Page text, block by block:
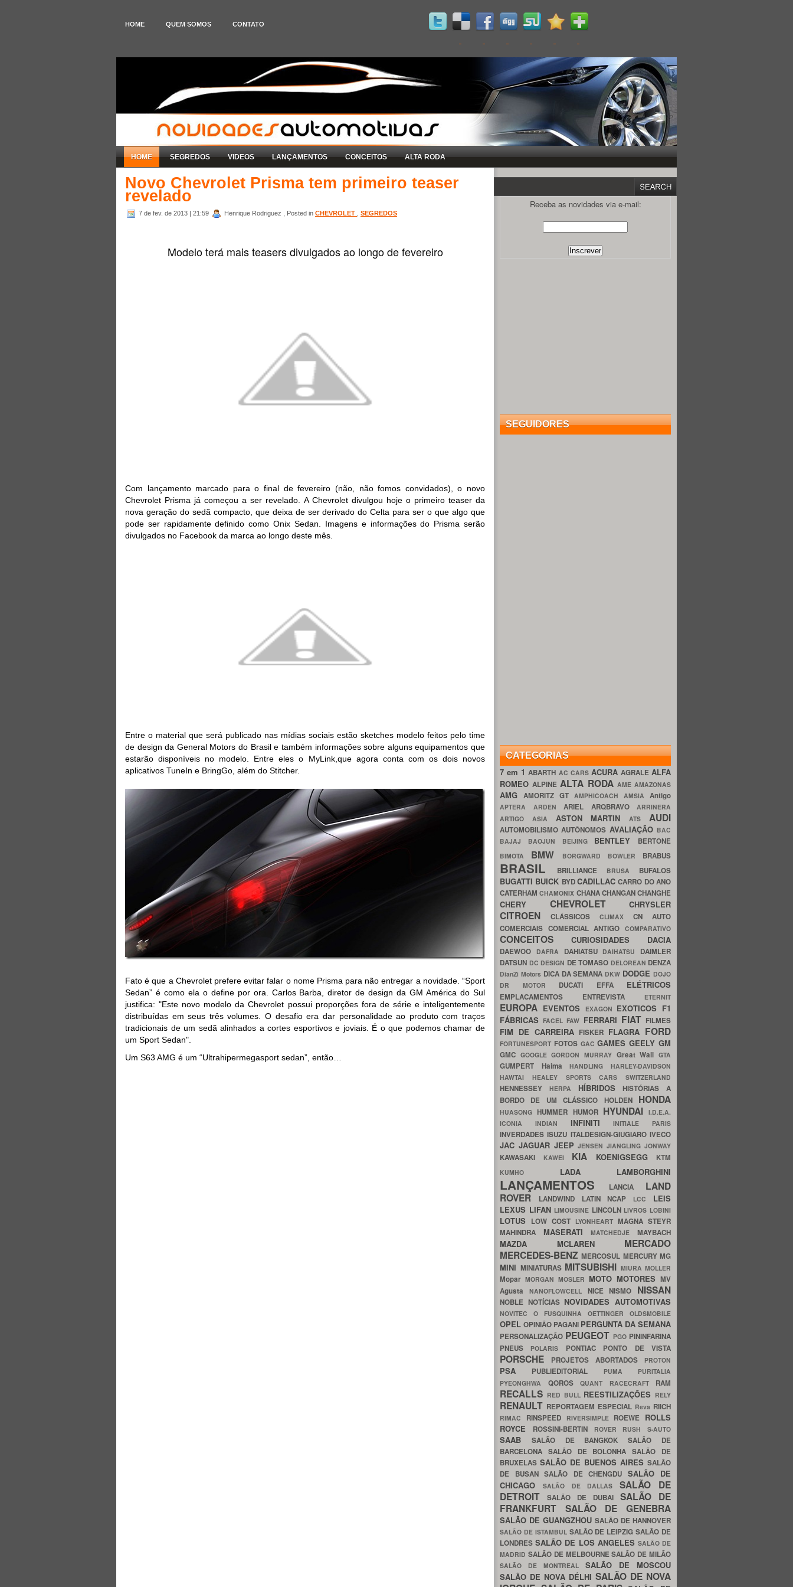
HOME QUEM SOMOS CONTATO
HOME SEGREDOS VIDEOS LANÇAMENTOS CONCEITOS ALTA RODA
Novo Chevrolet Prisma tem primeiro teaser
revelado
7 de fev. de 2013 | 21:59 Henrique Rodriguez , Posted in CHEVROLET SEGREDOS
Modelo terá mais teasers divulgados ao longo de fevereiro
Com lançamento marcado para o final de fevereiro (não, não fomos convidados), o novo
Chevrolet Prisma já começou a ser revelado. A Chevrolet divulgou hoje o primeiro teaser da
nova geração do sedã compacto, que deixa de ser derivado do Celta para ser o que algo que
pode ser rapidamente definido como Onix Sedan. Imagens e informações do Prisma serão
divulgados no Facebook da marca ao longo deste mês.
Entre o material que será publicado nas mídias sociais estão sketches modelo feitos pelo time
de design da General Motors do Brasil e também informações sobre alguns equipamentos que
estarão disponíveis no modelo. Entre eles o MyLink,que agora conta com os dois novos
aplicativos TuneIn e BringGo, além do Stitcher.
Fato é que a Chevrolet prefere evitar falar o nome Prisma para não entregar a novidade. “Sport
Sedan” é como ela o define por ora. Carlos Barba, diretor de design da GM América do Sul
justifica: "Este novo modelo da Chevrolet possui proporções fora de série e inteligentemente
distribuídas em seus três volumes. O desafio era dar personalidade ao produto com traços
tradicionais de um sedã alinhados a cortes esportivos e joviais. É o que podemos chamar de
um Sport Sedan".
Um S63 AMG é um “Ultrahipermegasport sedan”, então…
Receba as novidades via e-mail:
SEGUIDORES
CATEGORIAS
7 em 1ABARTH AC CARS ACURA AGRALE ALFA
ROMEOALPINEALTA RODA AME AMAZONAS
AMG AMORITZ GT AMPHICOACH AMSIA Antigo
APTERA ARDEN ARIEL ARQBRAVO ARRINERA
ARTIGO ASIA ASTON MARTINATS AUDI
AUTOMOBILISMOAUTÔNOMOS AVALIAÇÃO BAC
BAJAJ BAOJUN BEIJING BENTLEY BERTONE
BIMOTA BMW BORGWARD BOWLER BRABUS
BRASIL BRILLIANCE BRUSA BUFALOS
BUGATTI BUICK BYDCADILLACCARRO DO ANO
CATERHAMCHAMONIX CHANACHANGANCHANGHE
CHERY CHEVROLET CHRYSLER
CITROEN CLÁSSICOS CLIMAX CN AUTO
COMERCIAIS COMERCIAL ANTIGOCOMPARATIVO
CONCEITOS CURIOSIDADES DACIA
DAEWOO DAFRA DAHIATSU DAIHATSU DAIMLER
DATSUN DC DESIGN DE TOMASO DELOREAN DENZA
DianZi Motors DICA DA SEMANA DKW DODGE DOJO
DR MOTOR DUCATI EFFA ELÉTRICOS
EMPLACAMENTOS ENTREVISTA ETERNIT
EUROPA EVENTOS EXAGON EXOTICOS F1
FÁBRICASFACELFAW FERRARI FIAT FILMES
FIM DE CARREIRA FISKER FLAGRA FORD
FORTUNESPORT FOTOS GACGAMESGEELYGM
GMC GOOGLEGORDON MURRAY Great WallGTA
GUMPERT HaimaHANDLINGHARLEY-DAVIDSON
HAWTAI HEALEY SPORTS CARS SWITZERLAND
HENNESSEY HERPA HÍBRIDOSHISTÓRIAS A
BORDO DE UM CLÁSSICO HOLDEN HONDA
HUASONGHUMMER HUMOR HYUNDAI I.D.E.A.
ICONIA INDIAN INFINITIINITIALE PARIS
INVERDADESISUZU ITALDESIGN-GIUGIAROIVECO
JAC JAGUAR JEEPJENSENJIANGLINGJONWAY
KAWASAKI KAWEI KIA KOENIGSEGG KTM
KUMHO LADA LAMBORGHINI
LANÇAMENTOS LANCIA LAND
ROVER
LANDWIND LATIN NCAP LCC LEIS
LEXUS LIFAN LIMOUSINE LINCOLN LIVROS LOBINI
LOTUS LOW COST LYONHEART MAGNA STEYR
MAHINDRA MASERATIMATCHEDJEMAYBACH
MAZDA MCLAREN MERCADO
MERCEDES-BENZMERCOSUL MERCURYMG
MINI MINIATURAS MITSUBISHI MIURA MOLLER
Mopar MORGAN MOSLER MOTO MOTORES MV
Agusta NANOFLOWCELL NICENISMO NISSAN
NOBLE NOTÍCIAS NOVIDADES AUTOMOTIVAS
NOVITEC O FUSQUINHA OETTINGER OLDSMOBILE
OPEL OPINIÃO PAGANI PERGUNTA DA SEMANA
PERSONALIZAÇÃO PEUGEOT PGO PININFARINA
PNEUS
POLARIS PONTIAC PONTO DE VISTA
PORSCHE PROJETOS ABORTADOS PROTON
PSA PUBLIEDITORIAL PUMA PURITALIA
PYEONGHWA QOROS QUANT RACECRAFT RAM
RECALLS RED BULL REESTILIZAÇÕES RELY
RENAULT REPORTAGEM ESPECIAL Reva RIICH
RIMAC RINSPEED RIVERSIMPLE ROEWE ROLLS
ROYCE
ROSSINI-BERTIN ROVER RUSH S-AUTO
SAAB SALÃO DE BANGKOKSALÃO DE
BARCELONA SALÃO DE BOLONHASALÃO DE
BRUXELAS SALÃO DE BUENOS AIRES SALÃO
DE BUSAN SALÃO DE CHENGDU SALÃO DE
CHICAGO
SALÃO DE DALLASSALÃO DE
DETROIT
SALÃO DE DUBAI SALÃO DE
FRANKFURT SALÃO DE GENEBRA
SALÃO DE GUANGZHOU SALÃO DE HANNOVER
SALÃO DE ISTAMBUL SALÃO DE LEIPZIGSALÃO DE
LONDRESSALÃO DE LOS ANGELES SALÃO DE
MADRID SALÃO DE MELBOURNESALÃO DE MILÃO
SALÃO DE MONTREAL SALÃO DE MOSCOU
SALÃO DE NOVA DÉLHI SALÃO DE NOVA